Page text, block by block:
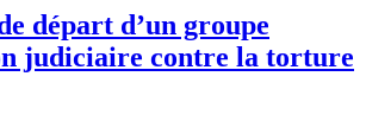
départ d’un groupe
judiciaire contre la torture